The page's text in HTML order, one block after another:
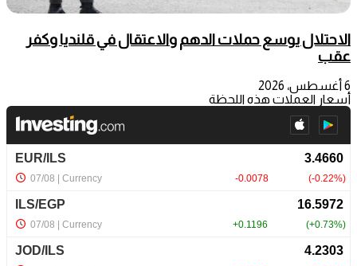
الاحتلال يوسع حملات الدهم والاعتقال في قلنديا وكفر
عقب
6 أغسطس، 2026
أسعار العملات هذه اللحظة